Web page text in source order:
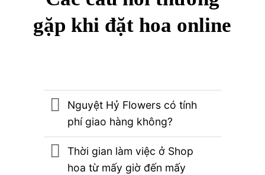
gặp khi đặt hoa online
Nguyệt Hỷ Flowers có tính
phí giao hàng không?
Thời gian làm việc ở Shop
hoa từ mấy giờ đến mấy